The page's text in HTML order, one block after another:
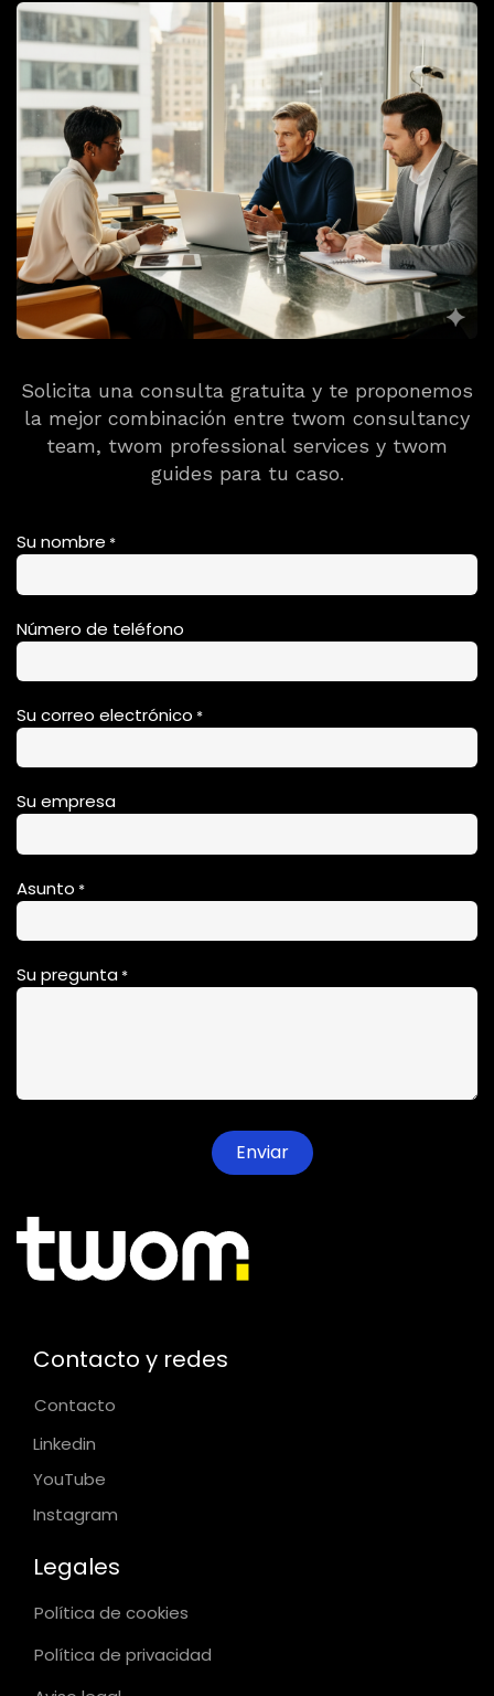
Solicita una consulta gratuita y te proponemos
la mejor combinación entre twom consultancy
team, twom professional services y twom
guides para tu caso.
Su nombre *
Número de teléfono
Su correo electrónico *
Su empresa
Asunto *
Su pregunta *
Enviar​​​​
Contacto y redes
Contacto
Linkedin
YouTube
Instagram
Legales
Política de cookies
Política de privacidad